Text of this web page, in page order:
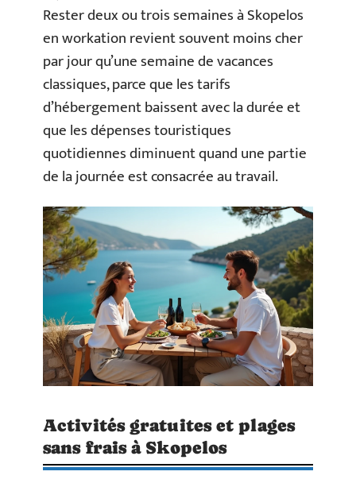
Rester deux ou trois semaines à Skopelos
en workation revient souvent moins cher
par jour qu’une semaine de vacances
classiques, parce que les tarifs
d’hébergement baissent avec la durée et
que les dépenses touristiques
quotidiennes diminuent quand une partie
de la journée est consacrée au travail.
Activités gratuites et plages
sans frais à Skopelos